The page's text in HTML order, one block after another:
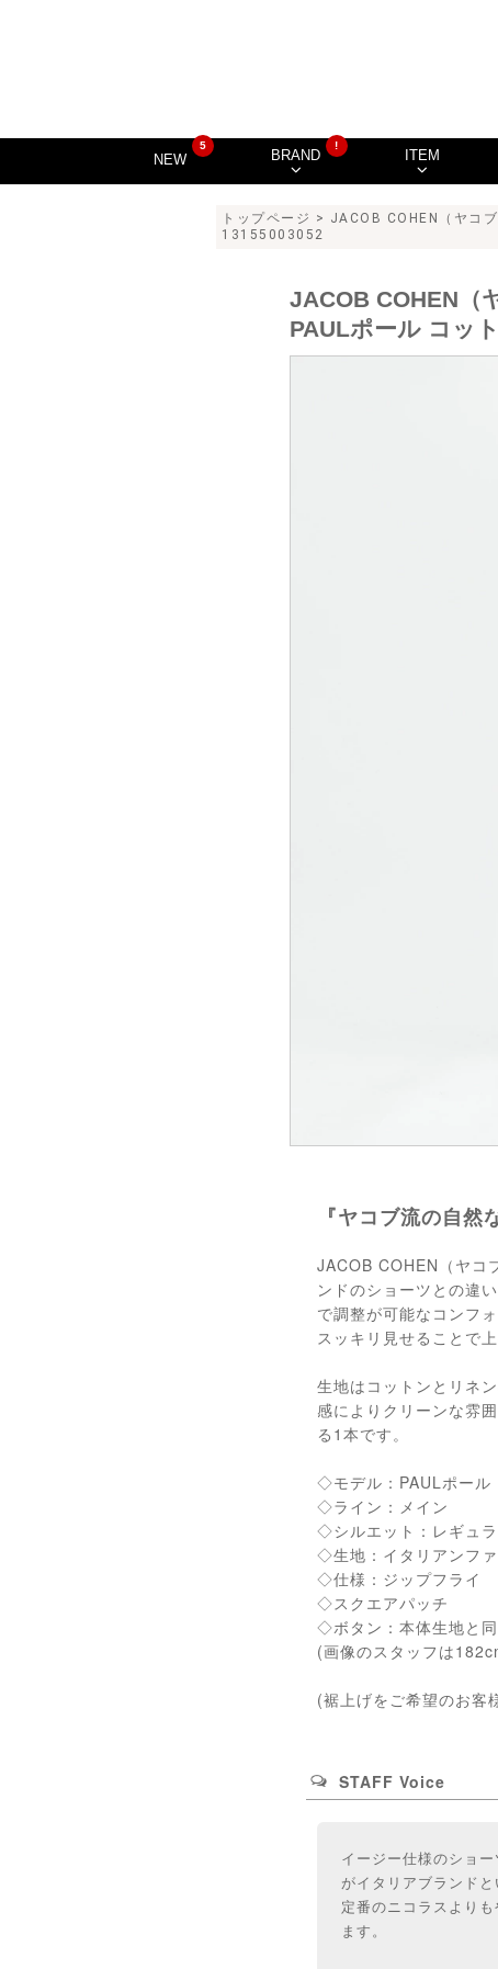
NEW
5
BRAND
!
ITEM
トップページ > JACOB COHEN（ヤコブ
13155003052
『ヤコブ流の自然
JACOB COHEN（ヤコ
ンドのショーツとの違
で調整が可能なコンフ
スッキリ見せることで
生地はコットンとリネ
感によりクリーンな雰
る1本です。
◇モデル：PAULポール
◇ライン：メイン
◇シルエット：レギュ
◇生地：イタリアンフ
◇仕様：ジップフライ
◇スクエアパッチ
◇ボタン：本体生地と
(画像のスタッフは
(裾上げをご希望のお客
STAFF Voice
イージー仕様のショ
がイタリアブランドと
定番のニコラスより
ます。